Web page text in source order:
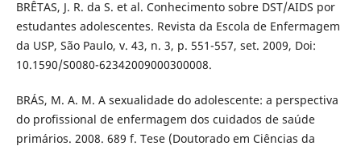
BRÊTAS, J. R. da S. et al. Conhecimento sobre DST/AIDS por
estudantes adolescentes. Revista da Escola de Enfermagem
da USP, São Paulo, v. 43, n. 3, p. 551-557, set. 2009, Doi:
10.1590/S0080-62342009000300008.
BRÁS, M. A. M. A sexualidade do adolescente: a perspectiva
do profissional de enfermagem dos cuidados de saúde
primários. 2008. 689 f. Tese (Doutorado em Ciências da